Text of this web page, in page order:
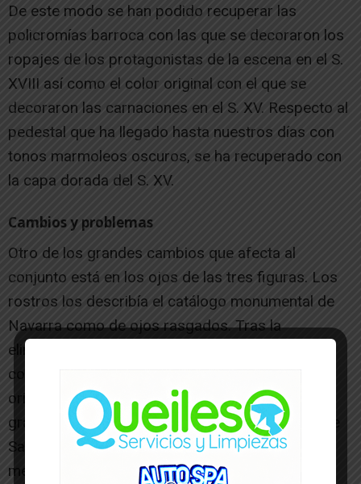
De este modo se han podido recuperar las
policromías barroca con las que se decoraron los
ropajes de los protagonistas de la escena en el S.
XVIII así como el color original con el que se
decoraron las carnaciones en el S. XV. Respecto al
pedestal que ha llegado hasta nuestros días con
tonos marmoleos oscuros, se ha recuperado con
la capa dorada del S. XV.
Cambios y problemas
Otro de los grandes cambios que afecta al
conjunto está en los ojos de las tres figuras. Los
rostros los describía el catálogo monumental de
Navarra como de ojos rasgados. Tras la
eliminación de los repintes, el restaurador y
conservador se ha encontrado con los ojos
originales de la Virgen y el Niño, mucho más
grandes y expresivos que los que tenían. «Los de
Santa Ana no cambian tanto, ya que aparecen
medio cerrados, quizás como significado de su